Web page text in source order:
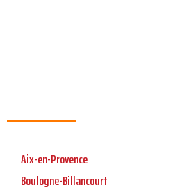
Aix-en-Provence
Boulogne-Billancourt